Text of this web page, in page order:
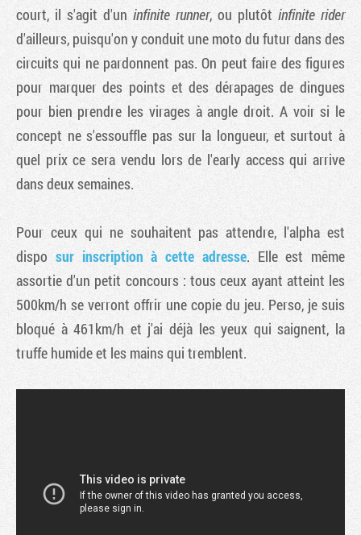
court, il s'agit d'un infinite runner, ou plutôt infinite rider
d'ailleurs, puisqu'on y conduit une moto du futur dans des
circuits qui ne pardonnent pas. On peut faire des figures
pour marquer des points et des dérapages de dingues
pour bien prendre les virages à angle droit. A voir si le
concept ne s'essouffle pas sur la longueur, et surtout à
quel prix ce sera vendu lors de l'early access qui arrive
dans deux semaines.
Pour ceux qui ne souhaitent pas attendre, l'alpha est
dispo sur inscription à cette adresse. Elle est même
assortie d'un petit concours : tous ceux ayant atteint les
500km/h se verront offrir une copie du jeu. Perso, je suis
bloqué à 461km/h et j'ai déjà les yeux qui saignent, la
truffe humide et les mains qui tremblent.